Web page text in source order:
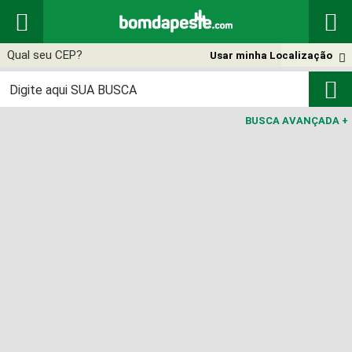
 

Usar minha Localização

BUSCA AVANÇADA +